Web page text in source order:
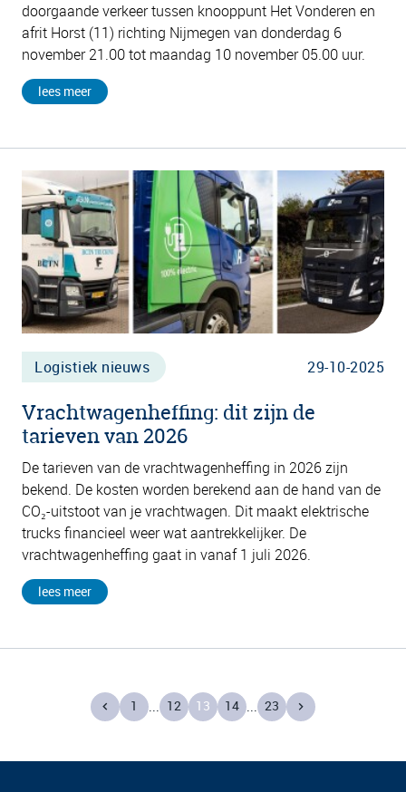
doorgaande verkeer tussen knooppunt Het Vonderen en
afrit Horst (11) richting Nijmegen van donderdag 6
november 21.00 tot maandag 10 november 05.00 uur.
lees meer
Logistiek nieuws 29-10-2025
Vrachtwagenheffing: dit zijn de
tarieven van 2026
De tarieven van de vrachtwagenheffing in 2026 zijn
bekend. De kosten worden berekend aan de hand van de
CO₂-uitstoot van je vrachtwagen. Dit maakt elektrische
trucks financieel weer wat aantrekkelijker. De
vrachtwagenheffing gaat in vanaf 1 juli 2026.
lees meer
1 12 13 14 23